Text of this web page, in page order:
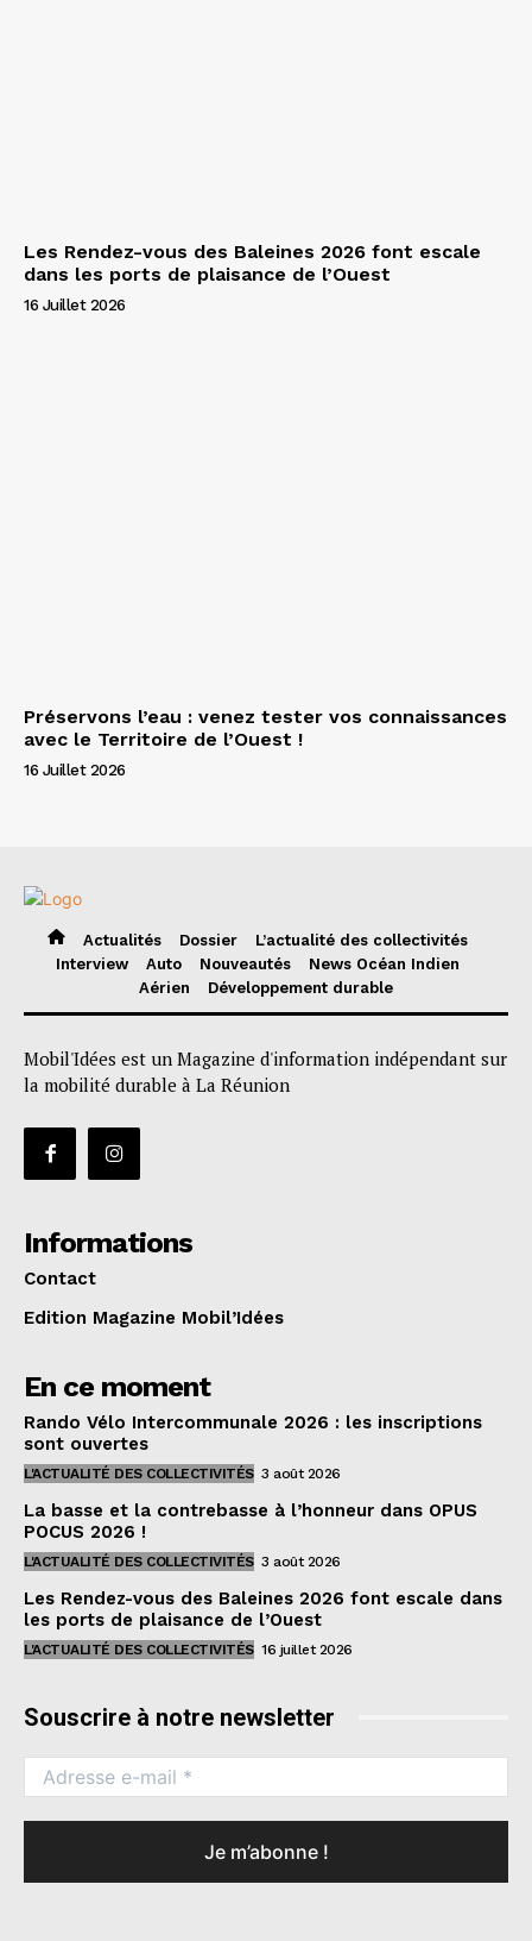
Les Rendez-vous des Baleines 2026 font escale
dans les ports de plaisance de l’Ouest
16 Juillet 2026
Préservons l’eau : venez tester vos connaissances
avec le Territoire de l’Ouest !
16 Juillet 2026
Actualités Dossier
L’actualité des collectivités
Interview
Auto Nouveautés
News Océan Indien
Aérien
Développement durable
Mobil'Idées est un Magazine d'information indépendant sur
la mobilité durable à La Réunion
Informations
Contact
Edition Magazine Mobil’Idées
En ce moment
Rando Vélo Intercommunale 2026 : les inscriptions
sont ouvertes
L'ACTUALITÉ DES COLLECTIVITÉS 3 août 2026
La basse et la contrebasse à l’honneur dans OPUS
POCUS 2026 !
L'ACTUALITÉ DES COLLECTIVITÉS 3 août 2026
Les Rendez-vous des Baleines 2026 font escale dans
les ports de plaisance de l’Ouest
L'ACTUALITÉ DES COLLECTIVITÉS 16 juillet 2026
Souscrire à notre newsletter